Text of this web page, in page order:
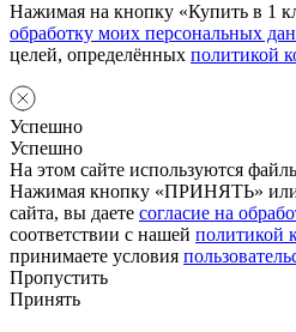
Нажимая на кнопку «Купить в 1
обработку моих персональных
целей, определённых политикой
Успешно
Успешно
На этом сайте используются
Нажимая кнопку «ПРИНЯТЬ» или
сайта, вы даете согласие на
соответствии с нашей политикой
принимаете условия
Пропустить
Принять